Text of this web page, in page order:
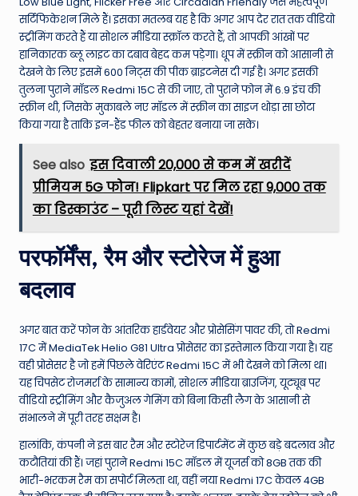
सर्टिफिकेशन मिले हैं। इसका मतलब यह है कि अगर आप देर रात तक वीडियो
स्ट्रीमिंग करते हैं या सोशल मीडिया स्क्रॉल करते हैं, तो आपकी आंखों पर
हानिकारक ब्लू लाइट का दबाव बेहद कम पड़ेगा। धूप में स्क्रीन को आसानी से
देखने के लिए इसमें 600 निट्स की पीक ब्राइटनेस दी गई है। अगर इसकी
तुलना पुराने मॉडल Redmi 15C से की जाए, तो पुराने फोन में 6.9 इंच की
स्क्रीन थी, जिसके मुकाबले नए मॉडल में स्क्रीन का साइज थोड़ा सा छोटा
किया गया है ताकि इन-हैंड फील को बेहतर बनाया जा सके।
See also इस दिवाली ₹20,000 से कम में खरीदें
प्रीमियम 5G फोन! Flipkart पर मिल रहा ₹9,000 तक
का डिस्काउंट – पूरी लिस्ट यहां देखें!
परफॉर्मेंस, रैम और स्टोरेज में हुआ
बदलाव
अगर बात करें फोन के आंतरिक हार्डवेयर और प्रोसेसिंग पावर की, तो Redmi
17C में MediaTek Helio G81 Ultra प्रोसेसर का इस्तेमाल किया गया है। यह
वही प्रोसेसर है जो हमें पिछले वेरिएंट Redmi 15C में भी देखने को मिला था।
यह चिपसेट रोजमर्रा के सामान्य कामों, सोशल मीडिया ब्राउजिंग, यूट्यूब पर
वीडियो स्ट्रीमिंग और कैजुअल गेमिंग को बिना किसी लैग के आसानी से
संभालने में पूरी तरह सक्षम है।
हालांकि, कंपनी ने इस बार रैम और स्टोरेज डिपार्टमेंट में कुछ बड़े बदलाव और
कटौतियां की हैं। जहां पुराने Redmi 15C मॉडल में यूजर्स को 8GB तक की
भारी-भरकम रैम का सपोर्ट मिलता था, वहीं नया Redmi 17C केवल 4GB